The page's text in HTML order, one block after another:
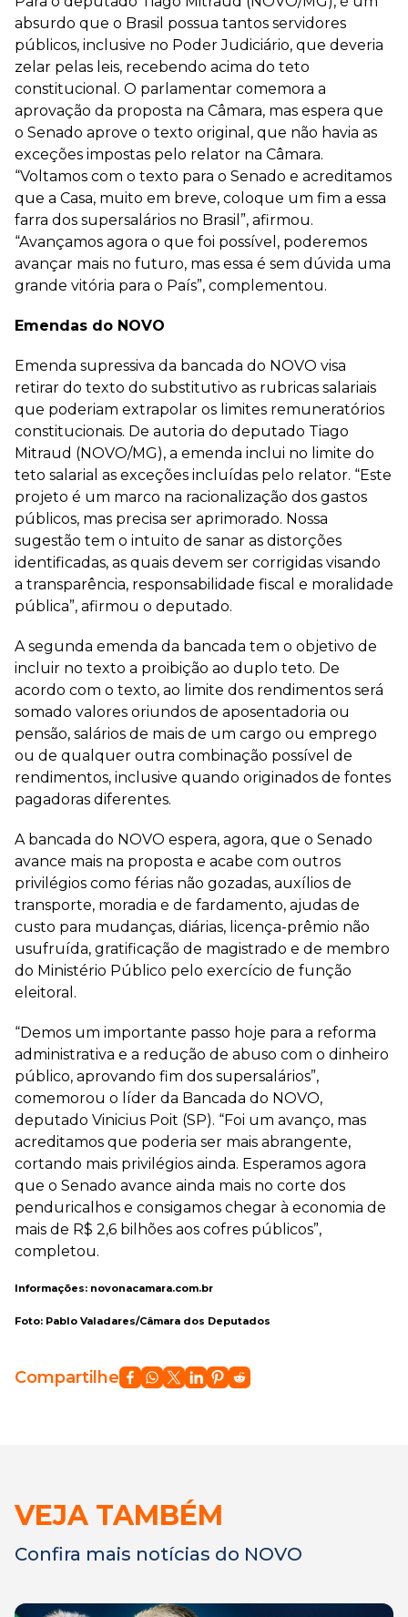
absurdo que o Brasil possua tantos servidores
públicos, inclusive no Poder Judiciário, que deveria
zelar pelas leis, recebendo acima do teto
constitucional. O parlamentar comemora a
aprovação da proposta na Câmara, mas espera que
o Senado aprove o texto original, que não havia as
exceções impostas pelo relator na Câmara.
“Voltamos com o texto para o Senado e acreditamos
que a Casa, muito em breve, coloque um fim a essa
farra dos supersalários no Brasil”, afirmou.
“Avançamos agora o que foi possível, poderemos
avançar mais no futuro, mas essa é sem dúvida uma
grande vitória para o País”, complementou.
Emendas do NOVO
Emenda supressiva da bancada do NOVO visa
retirar do texto do substitutivo as rubricas salariais
que poderiam extrapolar os limites remuneratórios
constitucionais. De autoria do deputado Tiago
Mitraud (NOVO/MG), a emenda inclui no limite do
teto salarial as exceções incluídas pelo relator. “Este
projeto é um marco na racionalização dos gastos
públicos, mas precisa ser aprimorado. Nossa
sugestão tem o intuito de sanar as distorções
identificadas, as quais devem ser corrigidas visando
a transparência, responsabilidade fiscal e moralidade
pública”, afirmou o deputado.
A segunda emenda da bancada tem o objetivo de
incluir no texto a proibição ao duplo teto. De
acordo com o texto, ao limite dos rendimentos será
somado valores oriundos de aposentadoria ou
pensão, salários de mais de um cargo ou emprego
ou de qualquer outra combinação possível de
rendimentos, inclusive quando originados de fontes
pagadoras diferentes.
A bancada do NOVO espera, agora, que o Senado
avance mais na proposta e acabe com outros
privilégios como férias não gozadas, auxílios de
transporte, moradia e de fardamento, ajudas de
custo para mudanças, diárias, licença-prêmio não
usufruída, gratificação de magistrado e de membro
do Ministério Público pelo exercício de função
eleitoral.
“Demos um importante passo hoje para a reforma
administrativa e a redução de abuso com o dinheiro
público, aprovando fim dos supersalários”,
comemorou o líder da Bancada do NOVO,
deputado Vinicius Poit (SP). “Foi um avanço, mas
acreditamos que poderia ser mais abrangente,
cortando mais privilégios ainda. Esperamos agora
que o Senado avance ainda mais no corte dos
penduricalhos e consigamos chegar à economia de
mais de R$ 2,6 bilhões aos cofres públicos”,
completou.
Informações: novonacamara.com.br
Foto: Pablo Valadares/Câmara dos Deputados
Compartilhe
VEJA TAMBÉM
Confira mais notícias do NOVO